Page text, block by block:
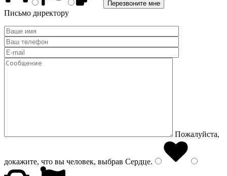
Письмо директору
Пожалуйста,
докажите, что вы человек, выбрав Сердце.